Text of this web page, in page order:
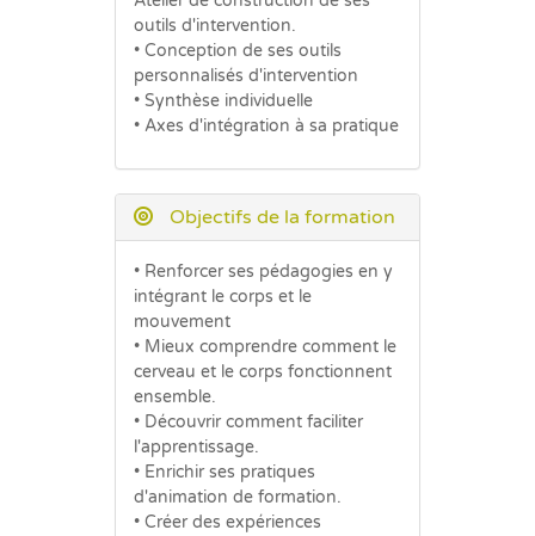
outils d'intervention.
• Conception de ses outils
personnalisés d'intervention
• Synthèse individuelle
• Axes d'intégration à sa pratique
Objectifs de la formation
• Renforcer ses pédagogies en y
intégrant le corps et le
mouvement
• Mieux comprendre comment le
cerveau et le corps fonctionnent
ensemble.
• Découvrir comment faciliter
l'apprentissage.
• Enrichir ses pratiques
d'animation de formation.
• Créer des expériences